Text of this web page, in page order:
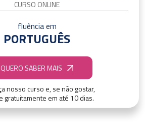
CURSO ONLINE
fluência em
PORTUGUÊS
QUERO SABER MAIS
nosso curso e, se não gostar,
gratuitamente em até 10 dias.